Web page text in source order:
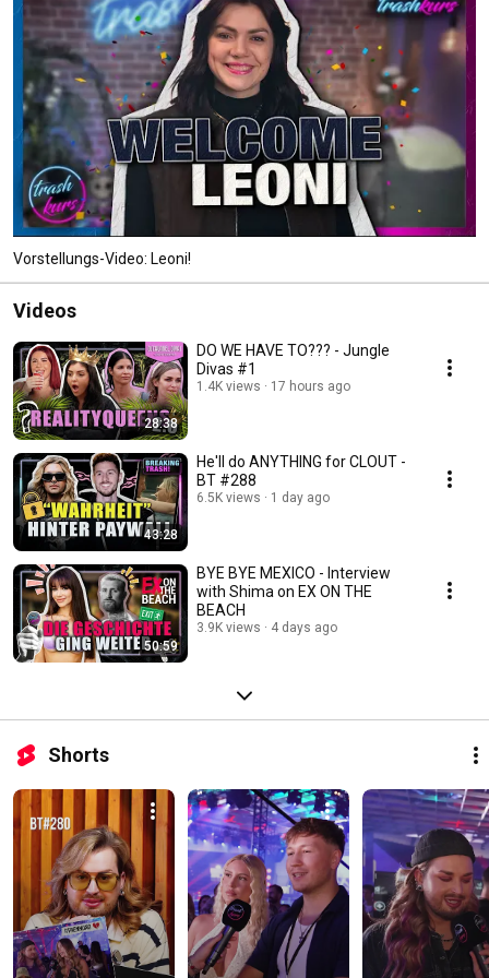
Vorstellungs-Video: Leoni!
Videos
28:38
DO WE HAVE TO??? - Jungle
Divas #1
1.4K views 17 hours ago
43:28
He'll do ANYTHING for CLOUT -
BT #288
6.5K views 1 day ago
50:59
BYE BYE MEXICO - Interview
with Shima on EX ON THE
BEACH
3.9K views 4 days ago
Shorts